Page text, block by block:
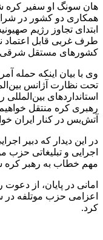
هان سونگ او سفیر کره
همکاری دو کشور در
ابتدای تجاوز رژیم
طرف غربی قابل اعتماد
کشورهای مستقل
وی با بیان اینکه حمله
تحت نظارت آژانس
استانداردهای
رهبری کره منتقل
آتش‌بس در کنار ایران
در این دیدار که دبیر
اجرایی و تبلیغاتی حزب
مهم خطاب به رهبر کره
امانی در پایان، از
اعزامی حزب موتلفه
کرد.